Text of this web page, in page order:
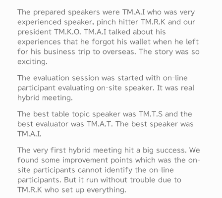
The prepared speakers were TM.A.I who was very
experienced speaker, pinch hitter TM.R.K and our
president TM.K.O. TM.A.I talked about his
experiences that he forgot his wallet when he left
for his business trip to overseas. The story was so
exciting.
The evaluation session was started with on-line
participant evaluating on-site speaker. It was real
hybrid meeting.
The best table topic speaker was TM.T.S and the
best evaluator was TM.A.T. The best speaker was
TM.A.I.
The very first hybrid meeting hit a big success. We
found some improvement points which was the on-
site participants cannot identify the on-line
participants. But it run without trouble due to
TM.R.K who set up everything.